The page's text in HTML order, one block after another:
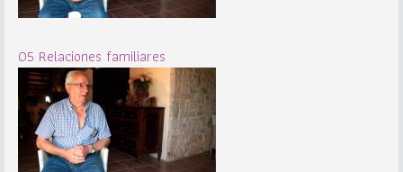
05 Relaciones familiares